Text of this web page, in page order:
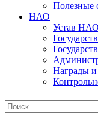
Полезные
НАО
Устав НАО
Награды